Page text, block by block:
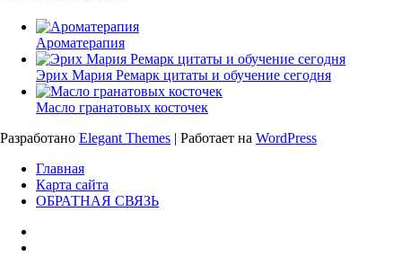
Ароматерапия
Эрих Мария Ремарк цитаты и обучение сегодня
Масло гранатовых косточек
Разработано Elegant Themes | Работает на WordPress
Главная
Карта сайта
ОБРАТНАЯ СВЯЗЬ